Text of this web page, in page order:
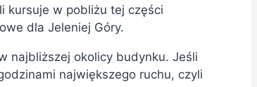
kursuje w pobliżu tej części
dla Jeleniej Góry.
najbliższej okolicy budynku. Jeśli
największego ruchu, czyli